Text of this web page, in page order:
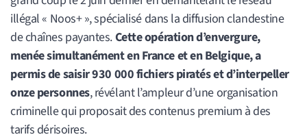
illégal « Noos+ », spécialisé dans la diffusion clandestine
de chaînes payantes.Cette opération d’envergure,
menée simultanément en France et en Belgique, a
permis de saisir 930 000 fichiers piratés et d’interpeller
onze personnes, révélant l’ampleur d’une organisation
criminelle qui proposait des contenus premium à des
tarifs dérisoires.